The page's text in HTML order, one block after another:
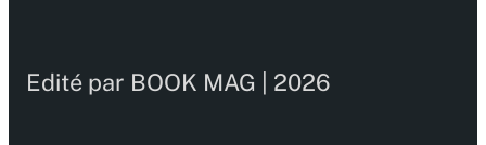
Edité par BOOK MAG | 2026